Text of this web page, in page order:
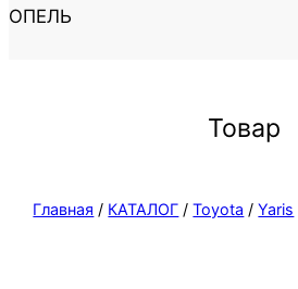
ОПЕЛЬ
Товар
Главная / КАТАЛОГ /Toyota /Yaris